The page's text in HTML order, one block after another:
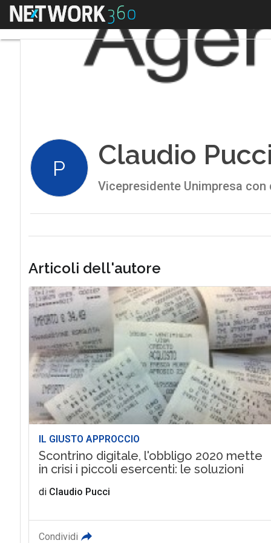
Menu
P Claudio
Vicepresidente Unimpresa
Articoli dell'autore
IL GIUSTO APPROCCIO
Scontrino digitale, l'obbligo 2020 mette
in crisi i piccoli esercenti: le soluzioni
di Claudio Pucci
Condividi